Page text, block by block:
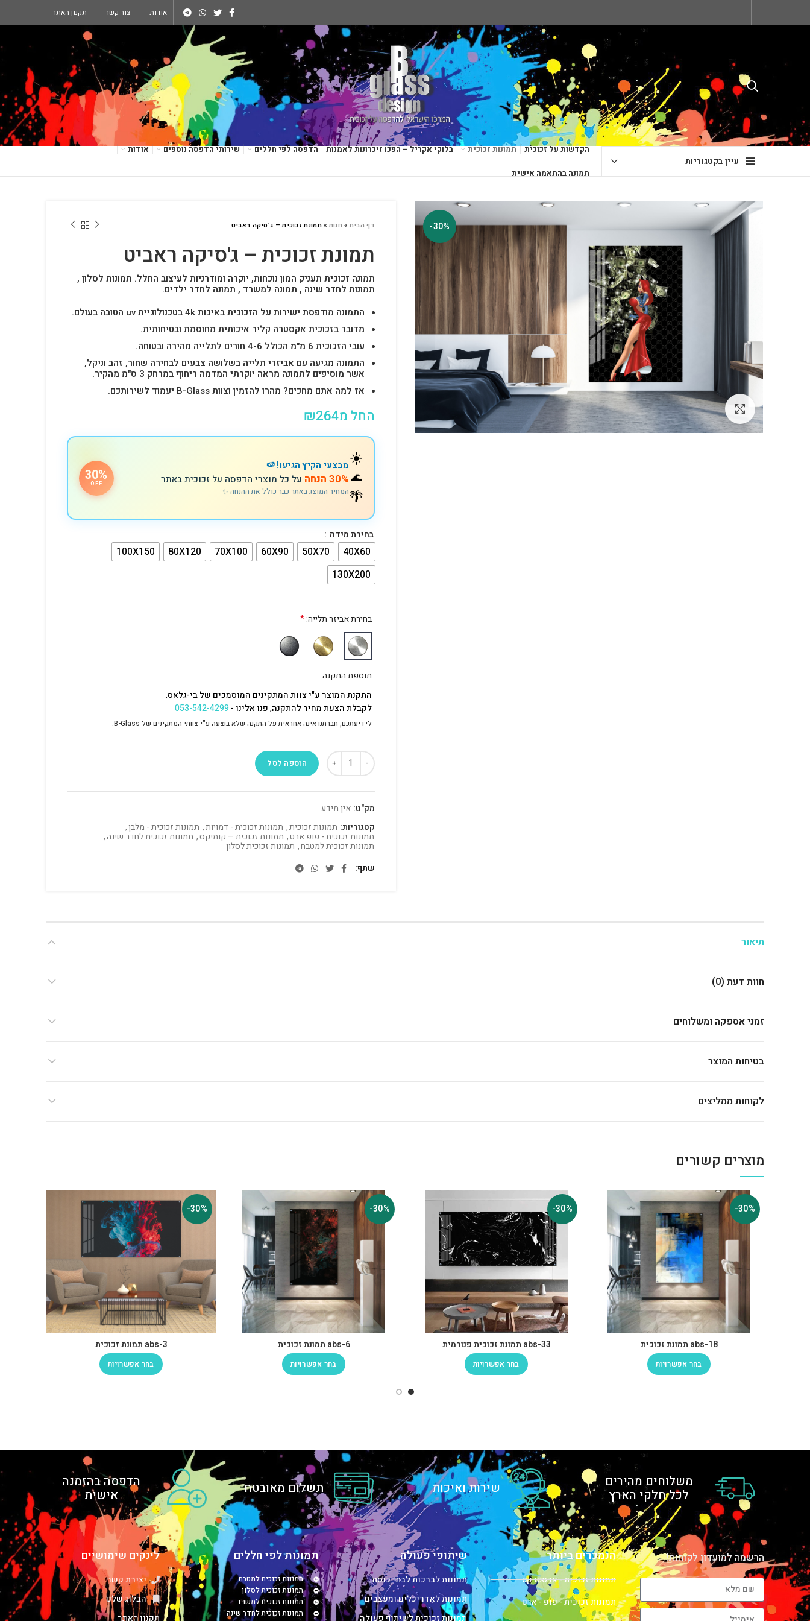
אודות צור קשר תקנון האתר
עיין בקטגוריות
הקדשות על זכוכית תמונות זכוכית בלוקי אקריל – הפכו זיכרונות לאמנות הדפסה לפי חללים שירותי הדפסה נוספים אודות
תמונה בהתאמה אישית
-30%
לחץ להגדלה
דף הבית» חנות»תמונת זכוכית – ג’סיקה ראביט
תמונת זכוכית – ג'סיקה ראביט
תמונה זכוכית תעניק המון נוכחות, יוקרה ומודרניות לעיצוב החלל. תמונות לסלון ,
תמונות לחדר שינה , תמונה למשרד , תמונה לחדר ילדים.
התמונה מודפסת ישירות על הזכוכית באיכות 4k בטכנולוגיית uv הטובה בעולם.
מדובר בזכוכית אקסטרה קליר איכותית מחוסמת ובטיחותית.
עובי הזכוכית 6 מ"מ הכולל 4-6 חורים לתלייה מהירה ובטוחה.
התמונה מגיעה עם אביזרי תלייה בשלושה צבעים לבחירה שחור, זהב וניקל,
אשר מוסיפים לתמונה מראה יוקרתי המדמה ריחוף במרחק 3 ס"מ מהקיר.
אז למה אתם מחכים? מהרו להזמין וצוות B-Glass יעמוד לשירותכם.
החל מ ₪264
☀️
🌊
🌴
מבצעי הקיץ הגיעו! 🍉
30% הנחה על כל מוצרי הדפסה על זכוכית באתר
המחיר המוצג באתר כבר כולל את ההנחה ✨
30%
OFF
בחירת מידה
40X60
50X70
60X90
70X100
80X120
100X150
130X200
בחירת אביזר תלייה:*
תוספת התקנה
התקנת המוצר ע"י צוות המתקינים המוסמכים של בי-גלאס.
לקבלת הצעת מחיר להתקנה, פנו אלינו -053-542-4299
לידיעתכם, חברתנו אינה אחראית על התקנה שלא בוצעה ע"י צוותי המתקינים של B-Glass.
הוספה לסל
מק"ט: אין מידע
קטגוריות: תמונות זכוכית, תמונות זכוכית - דמויות, תמונות זכוכית - מלבן,
תמונות זכוכית - פופ ארט, תמונות זכוכית – קומיקס, תמונות זכוכית לחדר שינה,
תמונות זכוכית למטבח, תמונות זכוכית לסלון
שתף
תיאור
חוות דעת (0)
זמני אספקה ומשלוחים
בטיחות המוצר
לקוחות ממליצים
מוצרים קשורים
-30%
abs-18 תמונת זכוכית
בחר אפשרויות
-30%
abs-33 תמונת זכוכית פנורמית
בחר אפשרויות
-30%
abs-6 תמונת זכוכית
בחר אפשרויות
-30%
abs-3 תמונת זכוכית
בחר אפשרויות
משלוחים מהירים
לכל חלקי הארץ שירות ואיכות תשלום מאובטח הדפסה בהזמנה
אישית
הרשמה למועדון לקוחות! הנמכרים ביותר
תמונות זכוכית - אבסטרקט
תמונות זכוכית - פופ - ארט
שיתופי פעולה
תמונות לברכות לבתי כנסת
תמונות לאדריכלים ומעצבים
תמונות זכוכית לשיתוף פעולה
תמונות לפי חללים
תמונות זכוכית למטבח
תמונות זכוכית לסלון
תמונות זכוכית למשרד
תמונות זכוכית לחדר שינה
לינקים שימושיים
יצירת קשר
הבלוג שלנו
תקנון האתר